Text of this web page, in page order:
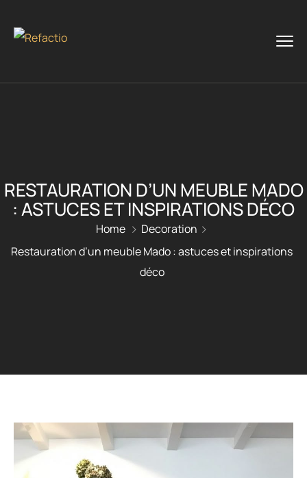
RESTAURATION D’UN MEUBLE MADO
: ASTUCES ET INSPIRATIONS DÉCO
Home
Decoration
Restauration d’un meuble Mado : astuces et inspirations
déco